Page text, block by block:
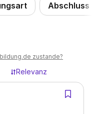
Abschluss
zustande?
Relevanz